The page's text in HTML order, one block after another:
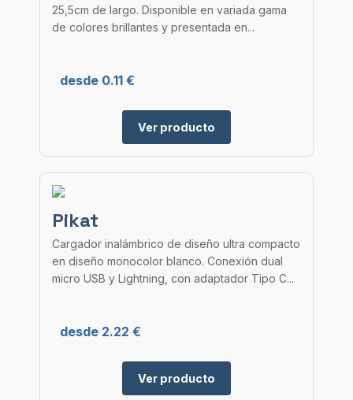
25,5cm de largo. Disponible en variada gama
de colores brillantes y presentada en...
desde 0.11 €
Ver producto
Pikat
Cargador inalámbrico de diseño ultra compacto
en diseño monocolor blanco. Conexión dual
micro USB y Lightning, con adaptador Tipo C...
desde 2.22 €
Ver producto